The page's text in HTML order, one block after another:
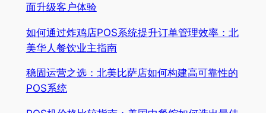
面升级客户体验
如何通过炸鸡店POS系统提升订单管理效率：北
美华人餐饮业主指南
稳固运营之选：北美比萨店如何构建高可靠性的
POS系统